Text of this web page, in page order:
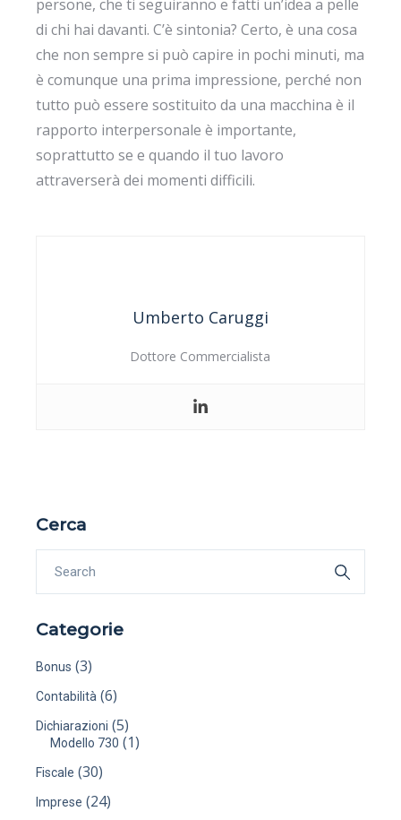
persone, che ti seguiranno e fatti un’idea a pelle
di chi hai davanti. C’è sintonia? Certo, è una cosa
che non sempre si può capire in pochi minuti, ma
è comunque una prima impressione, perché non
tutto può essere sostituito da una macchina è il
rapporto interpersonale è importante,
soprattutto se e quando il tuo lavoro
attraverserà dei momenti difficili.
Umberto Caruggi
Dottore Commercialista
Cerca
Categorie
Bonus (3)
Contabilità (6)
Dichiarazioni (5)
Modello 730 (1)
Fiscale (30)
Imprese (24)